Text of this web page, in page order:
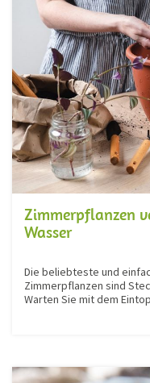
Zimmerpflanzen
Wasser
Die beliebteste und
Zimmerpflanzen sind
Warten Sie mit dem